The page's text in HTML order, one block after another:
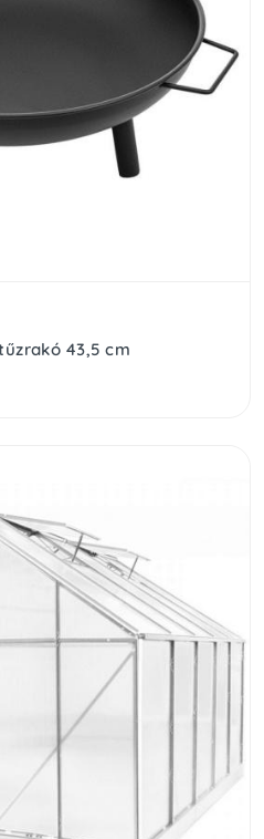
43,5 cm